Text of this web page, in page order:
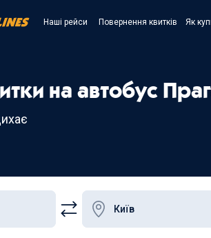
Наші рейси Повернення квитків Як
на автобус